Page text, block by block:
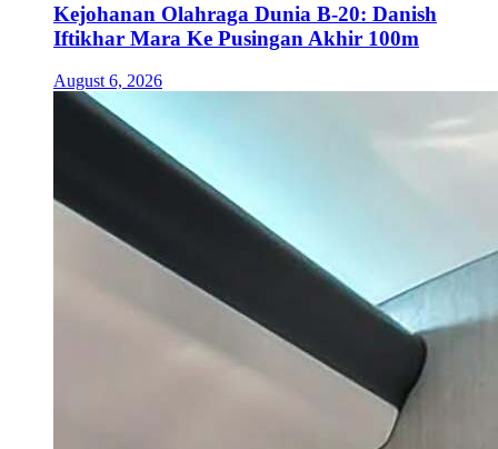
Kejohanan Olahraga Dunia B-20: Danish
Iftikhar Mara Ke Pusingan Akhir 100m
August 6, 2026